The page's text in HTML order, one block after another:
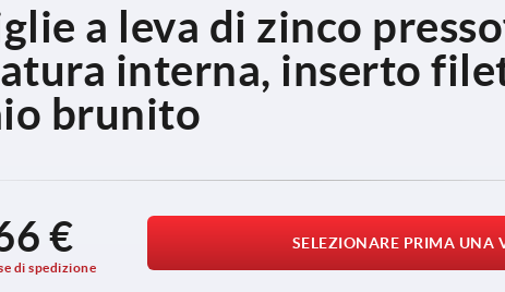
a leva di zinco
interna, inserto
brunito
€
di spedizione
SELEZIONARE PRIMA UNA